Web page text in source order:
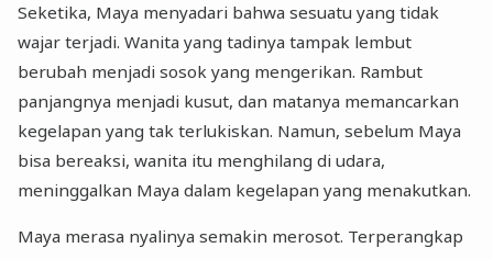
Seketika, Maya menyadari bahwa sesuatu yang tidak
wajar terjadi. Wanita yang tadinya tampak lembut
berubah menjadi sosok yang mengerikan. Rambut
panjangnya menjadi kusut, dan matanya memancarkan
kegelapan yang tak terlukiskan. Namun, sebelum Maya
bisa bereaksi, wanita itu menghilang di udara,
meninggalkan Maya dalam kegelapan yang menakutkan.
Maya merasa nyalinya semakin merosot. Terperangkap